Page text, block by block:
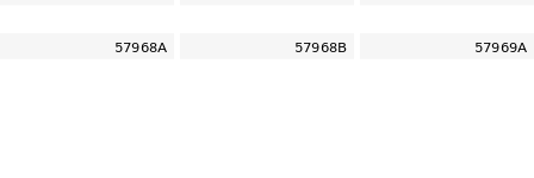
57968A 57968B 57969A